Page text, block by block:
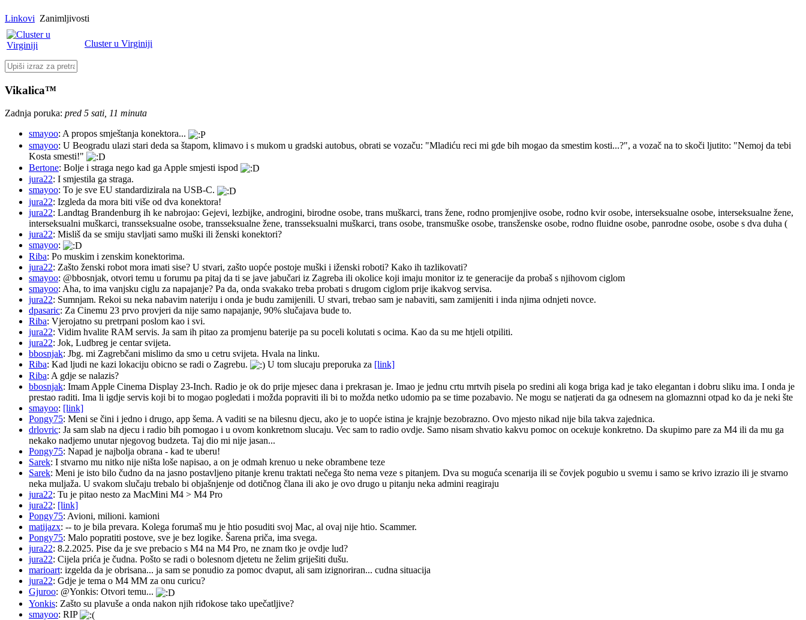
Linkovi Zanimljivosti
Cluster u Virginiji
Vikalica™
Zadnja poruka: pred 5 sati, 11 minuta
smayoo: A propos smještanja konektora...
smayoo: U Beogradu ulazi stari deda sa štapom, klimavo i s mukom u gradski autobus, obrati se vozaču: "Mladiću reci mi gde bih mogao da smestim kosti...?", a vozač na to skoči ljutito: "Nemoj da tebi
Kosta smesti!"
Bertone: Bolje i straga nego kad ga Apple smjesti ispod
jura22: I smjestila ga straga.
smayoo: To je sve EU standardizirala na USB-C.
jura22: Izgleda da mora biti više od dva konektora!
jura22: Landtag Brandenburg ih ke nabrojao: Gejevi, lezbijke, androgini, birodne osobe, trans muškarci, trans žene, rodno promjenjive osobe, rodno kvir osobe, interseksualne osobe, interseksualne žene,
interseksualni muškarci, transseksualne osobe, transseksualne žene, transseksualni muškarci, trans osobe, transmuške osobe, transženske osobe, rodno fluidne osobe, panrodne osobe, osobe s dva duha (
jura22: Misliš da se smiju stavljati samo muški ili ženski konektori?
smayoo:
Riba: Po muskim i zenskim konektorima.
jura22: Zašto ženski robot mora imati sise? U stvari, zašto uopće postoje muški i iženski roboti? Kako ih tazlikovati?
smayoo: @bbosnjak, otvori temu u forumu pa pitaj da ti se jave jabučari iz Zagreba ili okolice koji imaju monitor iz te generacije da probaš s njihovom ciglom
smayoo: Aha, to ima vanjsku ciglu za napajanje? Pa da, onda svakako treba probati s drugom ciglom prije ikakvog servisa.
jura22: Sumnjam. Rekoi su neka nabavim nateriju i onda je budu zamijenili. U stvari, trebao sam je nabaviti, sam zamijeniti i inda njima odnjeti novce.
dpasaric: Za Cinemu 23 prvo provjeri da nije samo napajanje, 90% slučajava bude to.
Riba: Vjerojatno su pretrpani poslom kao i svi.
jura22: Vidim hvalite RAM servis. Ja sam ih pitao za promjenu baterije pa su poceli kolutati s ocima. Kao da su me htjeli otpiliti.
jura22: Jok, Ludbreg je centar svijeta.
bbosnjak: Jbg. mi Zagrebčani mislimo da smo u cetru svijeta. Hvala na linku.
Riba: Kad ljudi ne kazi lokaciju obicno se radi o Zagrebu. U tom slucaju preporuka za [link]
Riba: A gdje se nalazis?
bbosnjak: Imam Apple Cinema Display 23-Inch. Radio je ok do prije mjesec dana i prekrasan je. Imao je jednu crtu mrtvih pisela po sredini ali koga briga kad je tako elegantan i dobru sliku ima. I onda je
prestao raditi. Ima li igdje servis koji bi to mogao pogledati i možda popraviti ili bi to možda netko udomio pa se time pozabavio. Ne mogu se natjerati da ga odnesem na glomaznni otpad ko da je neki šte
smayoo: [link]
Pongy75: Meni se čini i jedno i drugo, app šema. A vaditi se na bilesnu djecu, ako je to uopće istina je krajnje bezobrazno. Ovo mjesto nikad nije bila takva zajednica.
drlovric: Ja sam slab na djecu i radio bih pomogao i u ovom konkretnom slucaju. Vec sam to radio ovdje. Samo nisam shvatio kakvu pomoc on ocekuje konkretno. Da skupimo pare za M4 ili da mu ga
nekako nadjemo unutar njegovog budzeta. Taj dio mi nije jasan...
Pongy75: Napad je najbolja obrana - kad te uberu!
Sarek: I stvarno mu nitko nije ništa loše napisao, a on je odmah krenuo u neke obrambene teze
Sarek: Meni je isto bilo čudno da na jasno postavljeno pitanje krenu traktati nečega što nema veze s pitanjem. Dva su moguća scenarija ili se čovjek pogubio u svemu i samo se krivo izrazio ili je stvarno
neka muljaža. U svakom slučaju trebalo bi objašnjenje od dotičnog člana ili ako je ovo drugo u pitanju neka admini reagiraju
jura22: Tu je pitao nesto za MacMini M4 > M4 Pro
jura22: [link]
Pongy75: Avioni, milioni. kamioni
matijazx: -- to je bila prevara. Kolega forumaš mu je htio posuditi svoj Mac, al ovaj nije htio. Scammer.
Pongy75: Malo popratiti postove, sve je bez logike. Šarena priča, ima svega.
jura22: 8.2.2025. Pise da je sve prebacio s M4 na M4 Pro, ne znam tko je ovdje lud?
jura22: Cijela prića je čudna. Pošto se radi o bolesnom djetetu ne želim griješiti dušu.
marioart: izgelda da je obrisana... ja sam se ponudio za pomoc dvaput, ali sam izignoriran... cudna situacija
jura22: Gdje je tema o M4 MM za onu curicu?
Gjuroo: @Yonkis: Otvori temu...
Yonkis: Zašto su plavuše a onda nakon njih riđokose tako upečatljive?
smayoo: RIP